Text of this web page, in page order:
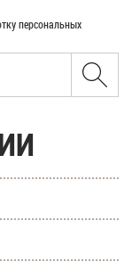
персональных